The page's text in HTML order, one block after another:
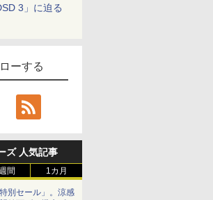
3」に迫る
ーする
ズ 人気記事
間 1カ月
別セール」。涼感